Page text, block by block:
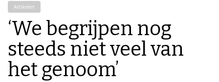
Artikelen
‘We begrijpen nog
steeds niet veel van
het genoom’